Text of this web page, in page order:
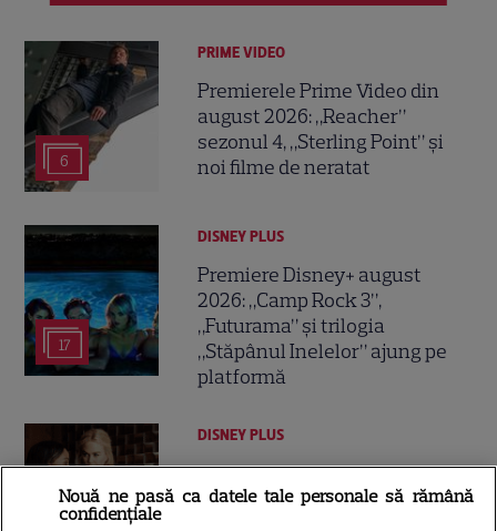
6
PRIME VIDEO
Premierele Prime Video din
august 2026: „Reacher”
sezonul 4, „Sterling Point” și
noi filme de neratat
17
DISNEY PLUS
Premiere Disney+ august
2026: „Camp Rock 3”,
„Futurama” și trilogia
„Stăpânul Inelelor” ajung pe
platformă
DISNEY PLUS
Premiere de neratat pe Netflix,
Disney+ și SkyShowtime în
Nouă ne pasă ca datele tale personale să rămână
confidențiale